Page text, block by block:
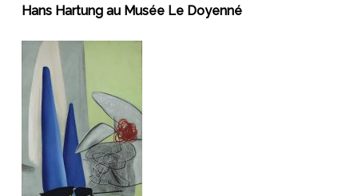
Hans Hartung au Musée Le Doyenné